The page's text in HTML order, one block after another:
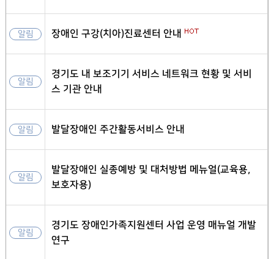
알림 장애인 구강(치아)진료센터 안내
알림
경기도 내 보조기기 서비스 네트워크 현황 및 서비
스 기관 안내
알림 발달장애인 주간활동서비스 안내
알림
발달장애인 실종예방 및 대처방법 메뉴얼(교육용,
보호자용)
알림
경기도 장애인가족지원센터 사업 운영 매뉴얼 개발
연구